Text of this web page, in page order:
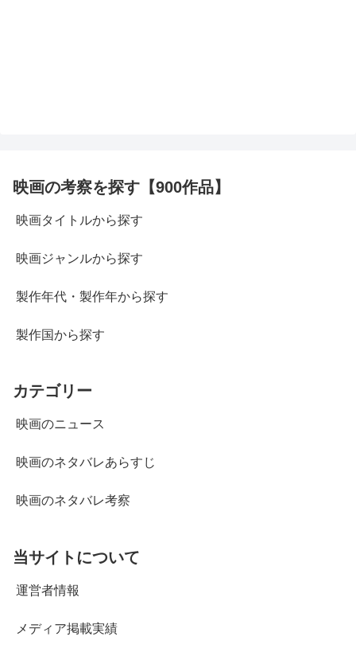
映画の考察を探す【900作品】
映画タイトルから探す
映画ジャンルから探す
製作年代・製作年から探す
製作国から探す
カテゴリー
映画のニュース
映画のネタバレあらすじ
映画のネタバレ考察
当サイトについて
運営者情報
メディア掲載実績